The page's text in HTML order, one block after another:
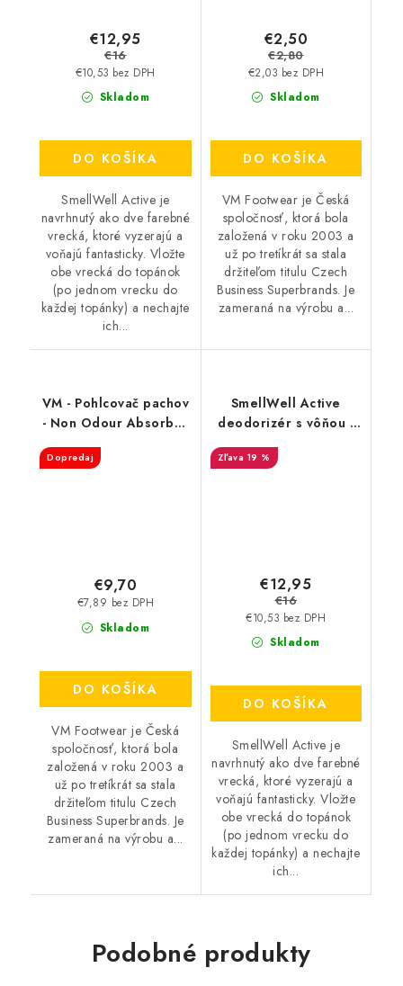
Skladom
€10,53 bez DPH
€12,95
€16
DO KOŠÍKA
SmellWell Active je
navrhnutý ako dve farebné
vrecká, ktoré vyzerajú a
voňajú fantasticky. Vložte
obe vrecká do topánok
(po jednom vrecku do
každej topánky) a nechajte
ich...
Skladom
€2,03 bez DPH
€2,50
€2,80
DO KOŠÍKA
VM Footwear je Česká
spoločnosť, ktorá bola
založená v roku 2003 a
už po tretíkrát sa stala
držiteľom titulu Czech
Business Superbrands. Je
zameraná na výrobu a...
VM - Pohlcovač pachov
- Non Odour Absorber
3501
Dopredaj
Skladom
€7,89 bez DPH
€9,70
DO KOŠÍKA
VM Footwear je Česká
spoločnosť, ktorá bola
založená v roku 2003 a
už po tretíkrát sa stala
držiteľom titulu Czech
Business Superbrands. Je
zameraná na výrobu a...
SmellWell Active
deodorizér s vôňou -
Leopard Blue
19 %
Skladom
€10,53 bez DPH
€12,95
€16
DO KOŠÍKA
SmellWell Active je
navrhnutý ako dve farebné
vrecká, ktoré vyzerajú a
voňajú fantasticky. Vložte
obe vrecká do topánok
(po jednom vrecku do
každej topánky) a nechajte
ich...
Podobné produkty